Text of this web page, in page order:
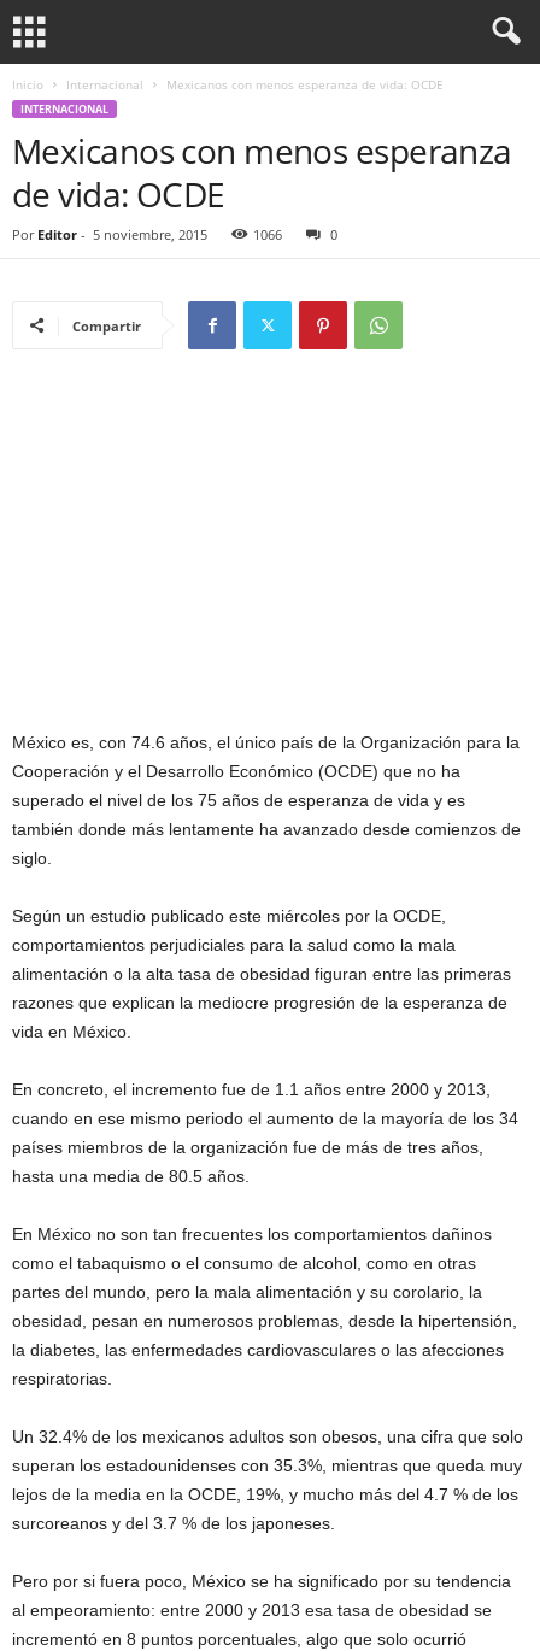
Inicio Internacional Mexicanos con menos esperanza de vida: OCDE
INTERNACIONAL
Mexicanos con menos esperanza
de vida: OCDE
Por Editor - 5 noviembre, 2015 1066 0
Compartir
México es, con 74.6 años, el único país de la Organización para la
Cooperación y el Desarrollo Económico (OCDE) que no ha
superado el nivel de los 75 años de esperanza de vida y es
también donde más lentamente ha avanzado desde comienzos de
siglo.
Según un estudio publicado este miércoles por la OCDE,
comportamientos perjudiciales para la salud como la mala
alimentación o la alta tasa de obesidad figuran entre las primeras
razones que explican la mediocre progresión de la esperanza de
vida en México.
En concreto, el incremento fue de 1.1 años entre 2000 y 2013,
cuando en ese mismo periodo el aumento de la mayoría de los 34
países miembros de la organización fue de más de tres años,
hasta una media de 80.5 años.
En México no son tan frecuentes los comportamientos dañinos
como el tabaquismo o el consumo de alcohol, como en otras
partes del mundo, pero la mala alimentación y su corolario, la
obesidad, pesan en numerosos problemas, desde la hipertensión,
la diabetes, las enfermedades cardiovasculares o las afecciones
respiratorias.
Un 32.4% de los mexicanos adultos son obesos, una cifra que solo
superan los estadounidenses con 35.3%, mientras que queda muy
lejos de la media en la OCDE, 19%, y mucho más del 4.7 % de los
surcoreanos y del 3.7 % de los japoneses.
Pero por si fuera poco, México se ha significado por su tendencia
al empeoramiento: entre 2000 y 2013 esa tasa de obesidad se
incrementó en 8 puntos porcentuales, algo que solo ocurrió